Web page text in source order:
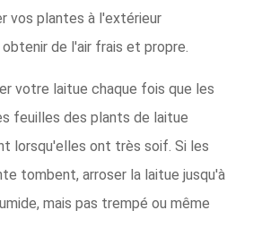
vos plantes à l'extérieur
de l'air frais et propre.
votre laitue chaque fois que les
feuilles des plants de laitue
lorsqu'elles ont très soif. Si les
tombent, arroser la laitue jusqu'à
mais pas trempé ou même